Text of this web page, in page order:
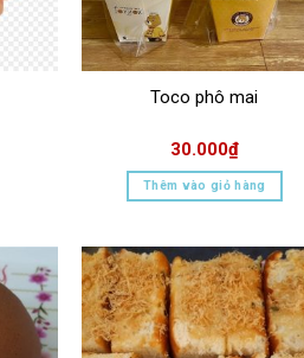
Toco phô mai
30.000₫
Thêm vào giỏ hàng